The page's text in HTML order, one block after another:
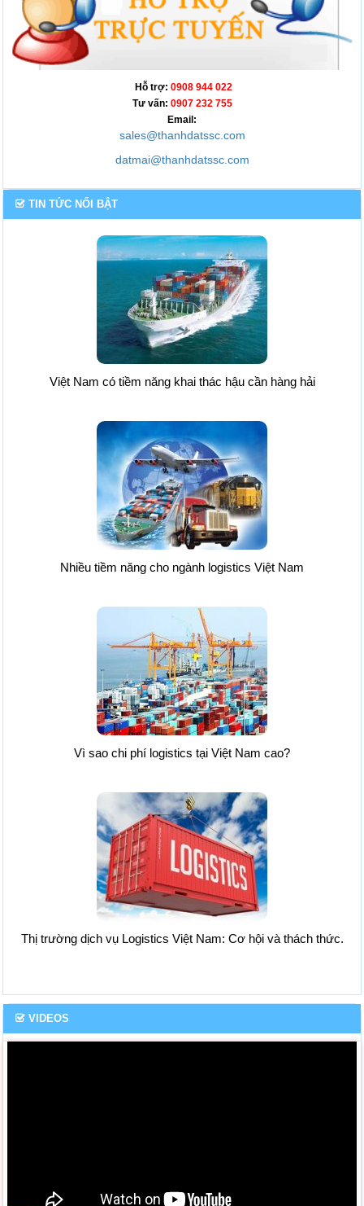
Hỗ trợ: 0908 944 022
Tư vấn: 0907 232 755
Email:
sales@thanhdatssc.com
datmai@thanhdatssc.com
TIN TỨC NỔI BẬT
Việt Nam có tiềm năng khai thác hậu cần hàng hải
Nhiều tiềm năng cho ngành logistics Việt Nam
Vì sao chi phí logistics tại Việt Nam cao?
Thị trường dịch vụ Logistics Việt Nam: Cơ hội và thách thức.
VIDEOS